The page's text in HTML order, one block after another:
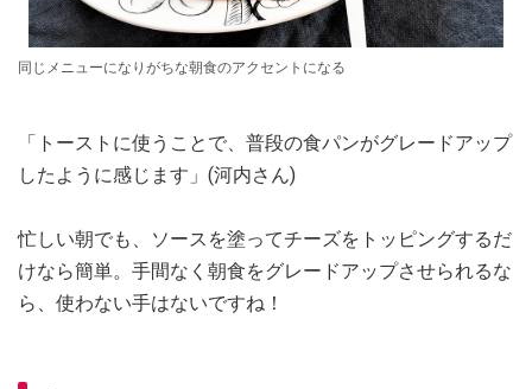
同じメニューになりがちな朝食のアクセントになる
「トーストに使うことで、普段の食パンがグレードアップ
したように感じます」(河内さん)
忙しい朝でも、ソースを塗ってチーズをトッピングするだ
けなら簡単。手間なく朝食をグレードアップさせられるな
ら、使わない手はないですね！